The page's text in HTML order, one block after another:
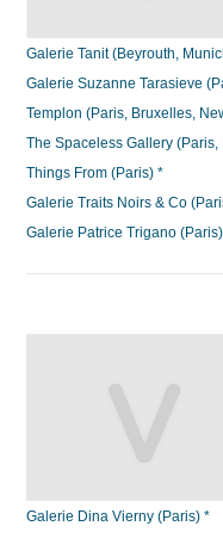
Galerie Tanit (Beyrouth,
Galerie Suzanne Tarasieve
Templon (Paris, Bruxelles,
The Spaceless Gallery (Paris,
Things From (Paris) *
Galerie Traits Noirs & Co
Galerie Patrice Trigano
Galerie Dina Vierny (Paris) *